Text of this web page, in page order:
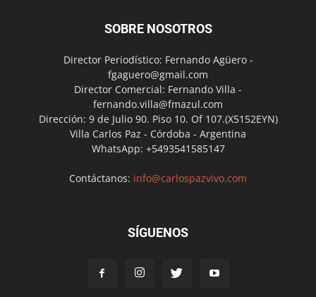
SOBRE NOSOTROS
Director Periodístico: Fernando Agüero -
fgaguero@gmail.com
Director Comercial: Fernando Villa -
fernando.villa@fmazul.com
Dirección: 9 de Julio 90. Piso 10. Of 107.(X5152EYN)
Villa Carlos Paz - Córdoba - Argentina
WhatsApp: +5493541585147
Contáctanos: info@carlospazvivo.com
SÍGUENOS